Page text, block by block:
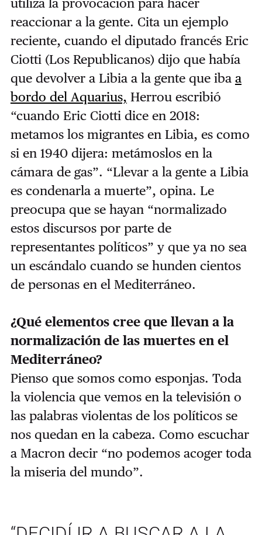
reaccionar a la gente. Cita un ejemplo
reciente, cuando el diputado francés Eric
Ciotti (Los Republicanos) dijo que había
que devolver a Libia a la gente que iba a
bordo del Aquarius, Herrou escribió
“cuando Eric Ciotti dice en 2018:
metamos los migrantes en Libia, es como
si en 1940 dijera: metámoslos en la
cámara de gas”. “Llevar a la gente a Libia
es condenarla a muerte”, opina. Le
preocupa que se hayan “normalizado
estos discursos por parte de
representantes políticos” y que ya no sea
un escándalo cuando se hunden cientos
de personas en el Mediterráneo.
¿Qué elementos cree que llevan a la
normalización de las muertes en el
Mediterráneo?
Pienso que somos como esponjas. Toda
la violencia que vemos en la televisión o
las palabras violentas de los políticos se
nos quedan en la cabeza. Como escuchar
a Macron decir “no podemos acoger toda
la miseria del mundo”.